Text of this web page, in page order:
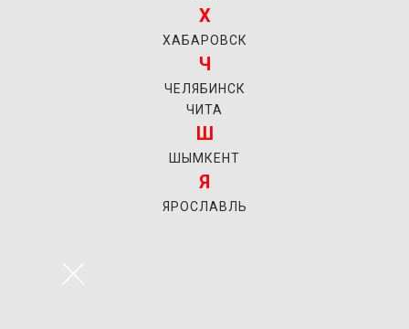
Х
ХАБАРОВСК
Ч
ЧЕЛЯБИНСК
ЧИТА
Ш
ШЫМКЕНТ
Я
ЯРОСЛАВЛЬ
×